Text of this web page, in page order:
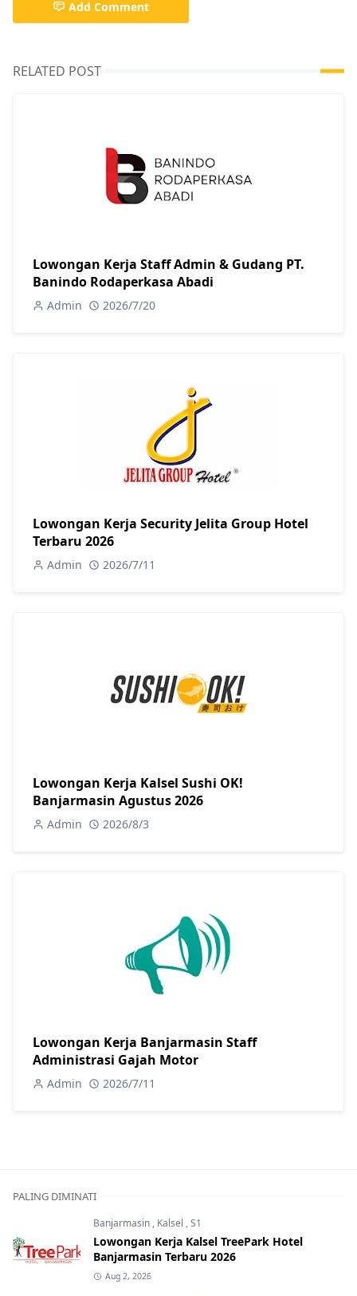
Add Comment
RELATED POST
Lowongan Kerja Staff Admin & Gudang PT.
Banindo Rodaperkasa Abadi
Admin 2026/7/20
Lowongan Kerja Security Jelita Group Hotel
Terbaru 2026
Admin 2026/7/11
Lowongan Kerja Kalsel Sushi OK!
Banjarmasin Agustus 2026
Admin 2026/8/3
Lowongan Kerja Banjarmasin Staff
Administrasi Gajah Motor
Admin 2026/7/11
PALING DIMINATI
Banjarmasin , Kalsel ,S1
Lowongan Kerja Kalsel TreePark Hotel
Banjarmasin Terbaru 2026
Aug 2, 2026